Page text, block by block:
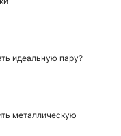
идеальную пару?
металлическую